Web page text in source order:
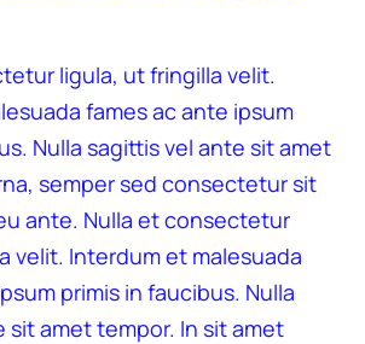
ligula, ut fringilla velit.
fames ac ante ipsum
Nulla sagittis vel ante sit amet
semper sed consectetur sit
ante. Nulla et consectetur
velit. Interdum et malesuada
primis in faucibus. Nulla
sit amet tempor. In sit amet